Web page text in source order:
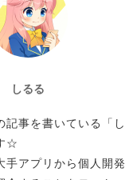
しるる
記事を書いている「し
☆
手アプリから個人開発